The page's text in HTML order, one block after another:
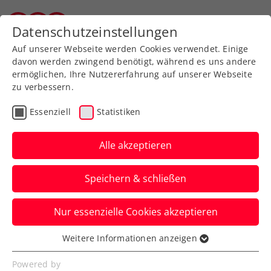
Zurück zur Newsübersicht
ATP
ATP Madrid: Bei Ofner
geht es trotz Aus „immer
besser“
Österreichs Nummer eins befindet sich
auf bestem Weg zurück zu alter Stärke.
Verfasst von: Manuel Wachta, 25.04.2025
Datenschutzeinstellungen
Auf unserer Webseite werden Cookies verwendet. Einige
davon werden zwingend benötigt, während es uns andere
ermöglichen, Ihre Nutzererfahrung auf unserer Webseite
zu verbessern.
Essenziell Statistiken
Alle akzeptieren
Speichern & schließen
Nur essenzielle Cookies akzeptieren
Essenziell
Essenzielle Cookies werden für grundlegende
Weitere Informationen anzeigen
Powered by